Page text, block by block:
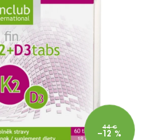
44 €
–12 %